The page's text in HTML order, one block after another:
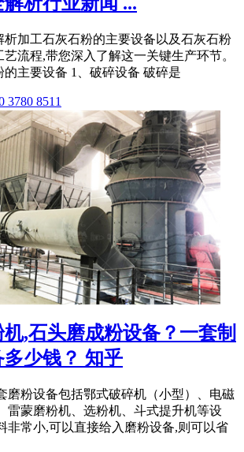
析加工石灰石粉的主要设备以及石灰石粉
流程,带您深入了解这一关键生产环节。
的主要设备 1、破碎设备 破碎是
3780 8511
,石头磨成粉设备？一套制
少钱？ 知乎
磨粉设备包括鄂式破碎机（小型）、电磁
雷蒙磨粉机、选粉机、斗式提升机等设
非常小,可以直接给入磨粉设备,则可以省